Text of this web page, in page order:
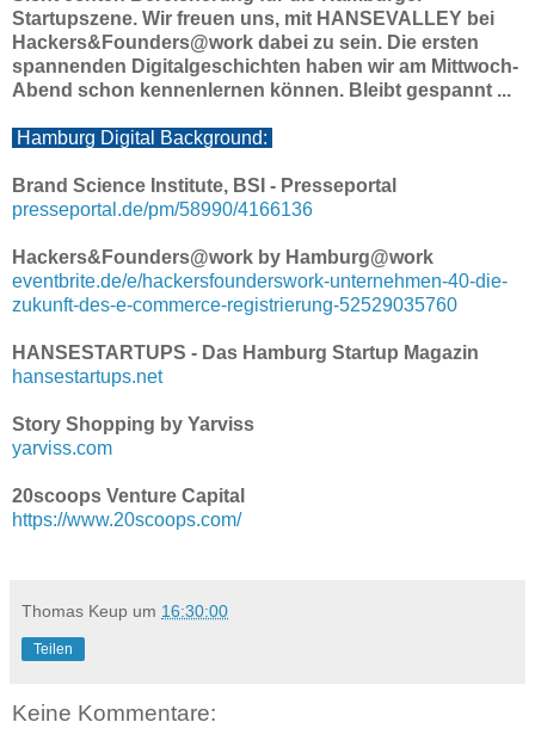
Startupszene. Wir freuen uns, mit HANSEVALLEY bei
Hackers&Founders@work dabei zu sein. Die ersten
spannenden Digitalgeschichten haben wir am Mittwoch-
Abend schon kennenlernen können. Bleibt gespannt ...
Hamburg Digital Background:
Brand Science Institute, BSI - Presseportal
presseportal.de/pm/58990/4166136
Hackers&Founders@work by Hamburg@work
eventbrite.de/e/hackersfounderswork-unternehmen-40-die-
zukunft-des-e-commerce-registrierung-52529035760
HANSESTARTUPS - Das Hamburg Startup Magazin
hansestartups.net
Story Shopping by Yarviss
yarviss.com
20scoops Venture Capital
https://www.20scoops.com/
Thomas Keup um 16:30:00
Teilen
Keine Kommentare: